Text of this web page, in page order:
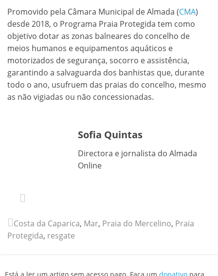
Promovido pela Câmara Municipal de Almada (CMA)
desde 2018, o Programa Praia Protegida tem como
objetivo dotar as zonas balneares do concelho de
meios humanos e equipamentos aquáticos e
motorizados de segurança, socorro e assistência,
garantindo a salvaguarda dos banhistas que, durante
todo o ano, usufruem das praias do concelho, mesmo
as não vigiadas ou não concessionadas.
Sofia Quintas
Directora e jornalista do Almada
Online
Costa da Caparica, Mar, Praia do Mercelino, Praia
Protegida, resgate